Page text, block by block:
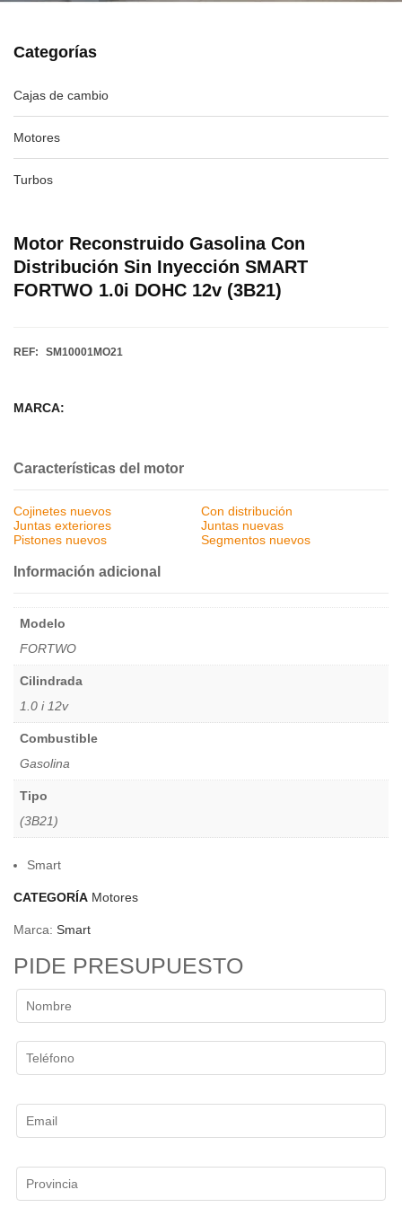
Categorías
Cajas de cambio
Motores
Turbos
Motor Reconstruido Gasolina Con
Distribución Sin Inyección SMART
FORTWO 1.0i DOHC 12v (3B21)
REF: SM10001MO21
MARCA:
Características del motor
Cojinetes nuevos
Con distribución
Juntas exteriores
Juntas nuevas
Pistones nuevos
Segmentos nuevos
Información adicional
Modelo
FORTWO
Cilindrada
1.0 i 12v
Combustible
Gasolina
Tipo
(3B21)
Smart
CATEGORÍA Motores
Marca: Smart
PIDE PRESUPUESTO